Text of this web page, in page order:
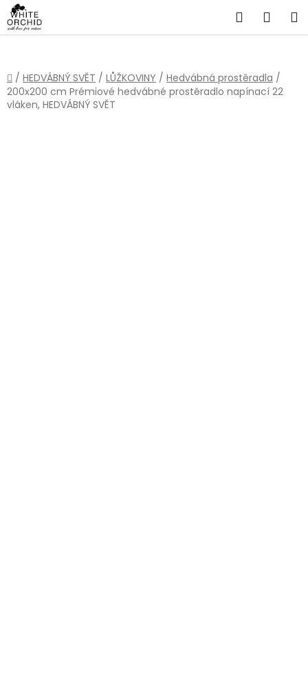
Přejít
na
obsah
Hledat
Domů
/ HEDVÁBNÝ SVĚT / LŮŽKOVINY / Hedvábná prostěradla /
200x200 cm Prémiové hedvábné prostěradlo napínací 22
vláken, HEDVÁBNÝ SVĚT